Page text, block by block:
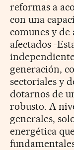
reformas a
con una
comunes y
afectados -
generación,
sectoriales y
dotarnos de
robusto. A
generales,
energética